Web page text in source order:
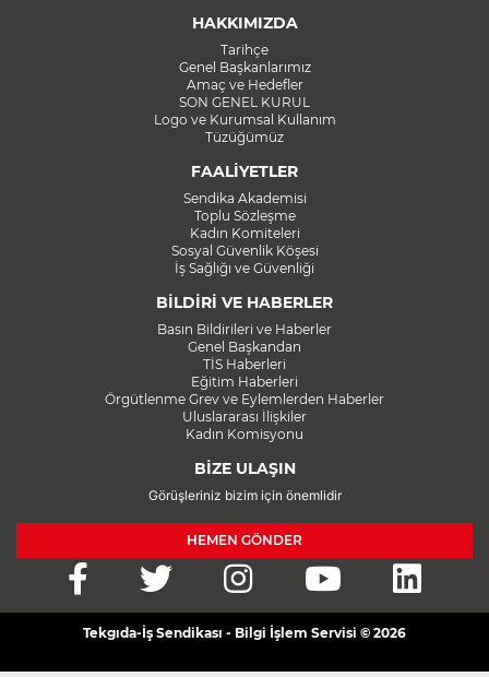
HAKKIMIZDA
Tarihçe
Genel Başkanlarımız
Amaç ve Hedefler
SON GENEL KURUL
Logo ve Kurumsal Kullanım
Tüzüğümüz
FAALİYETLER
Sendika Akademisi
Toplu Sözleşme
Kadın Komiteleri
Sosyal Güvenlik Köşesi
İş Sağlığı ve Güvenliği
BİLDİRİ VE HABERLER
Basın Bildirileri ve Haberler
Genel Başkandan
TİS Haberleri
Eğitim Haberleri
Örgütlenme Grev ve Eylemlerden Haberler
Uluslararası İlişkiler
Kadın Komisyonu
BİZE ULAŞIN
Görüşleriniz bizim için önemlidir
HEMEN GÖNDER
Tekgıda-İş Sendikası - Bilgi İşlem Servisi © 2026